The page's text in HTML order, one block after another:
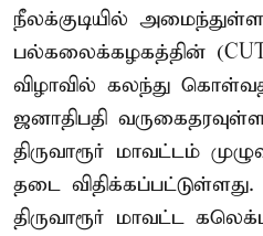
நீலக்குடியில்
பல்கலைக்கழகத்தின்
விழாவில் கலந்து
ஜனாதிபதி
திருவாரூர் மாவட்டம்
தடை விதிக்கப்பட்டுள்ளது.
திருவாரூர் மாவட்ட